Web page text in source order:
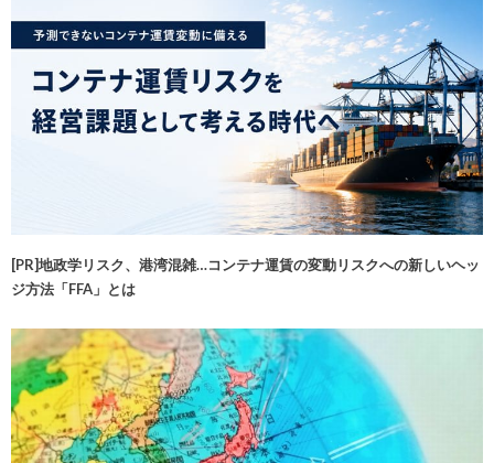
[PR]地政学リスク、港湾混雑…コンテナ運賃の変動リスクへの新しいヘッ
ジ方法「FFA」とは